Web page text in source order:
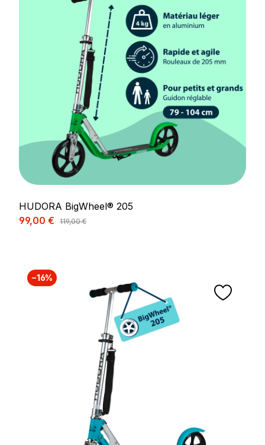
HUDORA BigWheel® 205
Prix de vente :
99,00 € Prix régulier :
119,00 €
−16%